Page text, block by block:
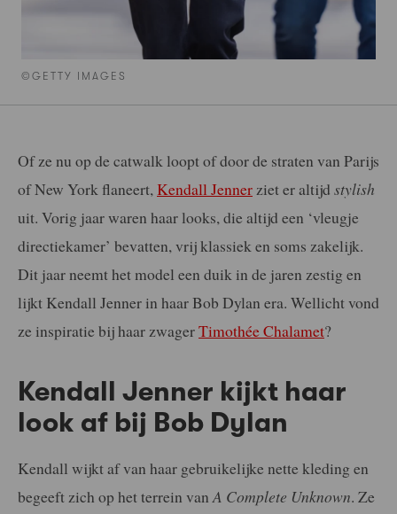
©GETTY IMAGES
Of ze nu op de catwalk loopt of door de straten van Parijs
of New York flaneert, Kendall Jenner ziet er altijd stylish
uit. Vorig jaar waren haar looks, die altijd een ‘vleugje
directiekamer’ bevatten, vrij klassiek en soms zakelijk.
Dit jaar neemt het model een duik in de jaren zestig en
lijkt Kendall Jenner in haar Bob Dylan era. Wellicht vond
ze inspiratie bij haar zwagerTimothée Chalamet?
Kendall Jenner kijkt haar
look af bij Bob Dylan
Kendall wijkt af van haar gebruikelijke nette kleding en
begeeft zich op het terrein van A Complete Unknown. Ze